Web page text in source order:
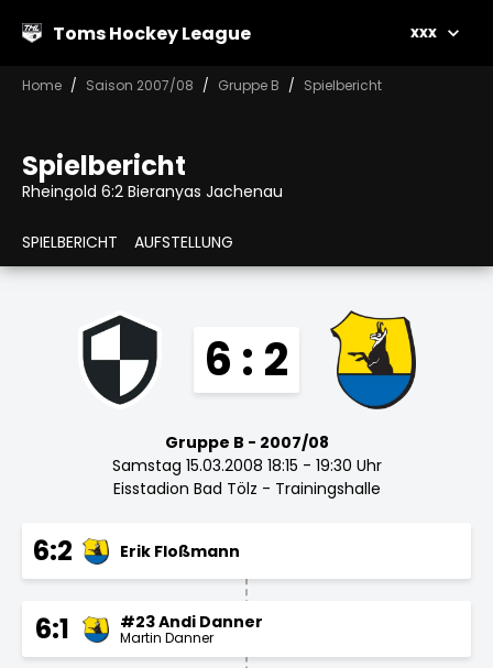
Toms Hockey League xxx
Home Saison 2007/08 Gruppe B Spielbericht
Spielbericht
Rheingold 6:2 Bieranyas Jachenau
SPIELBERICHT AUFSTELLUNG
6 : 2
Gruppe B - 2007/08
Samstag 15.03.2008 18:15 - 19:30 Uhr
Eisstadion Bad Tölz - Trainingshalle
6:2 Erik Floßmann
6:1 #23 Andi Danner
Martin Danner